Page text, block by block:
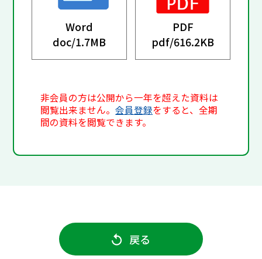
Word
doc/1.7MB
PDF
pdf/616.2KB
非会員の方は公開から一年を超えた資料は
閲覧出来ません。会員登録をすると、全期
間の資料を閲覧できます。
戻る